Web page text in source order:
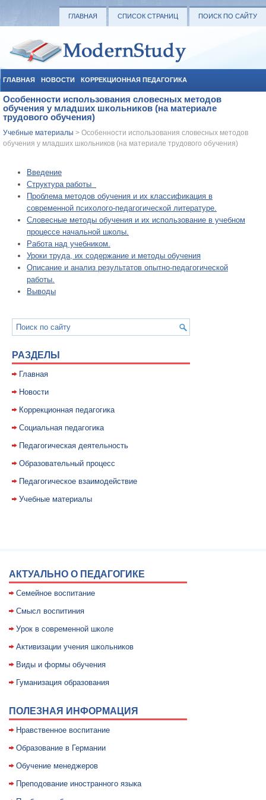
ГЛАВНАЯ СПИСОК СТРАНИЦ ПОИСК ПО САЙТУ
ГЛАВНАЯ НОВОСТИ КОРРЕКЦИОННАЯ ПЕДАГОГИКА
СОЦИАЛЬНАЯ ПЕДАГОГИКА УЧЕБНЫЕ МАТЕРИАЛЫ
Особенности использования словесных методов
обучения у младших школьников (на материале
трудового обучения)
Учебные материалы > Особенности использования словесных методов
обучения у младших школьников (на материале трудового обучения)
Введение
Структура работы
Проблема методов обучения и их классификация в
современной психолого-педагогической литературе.
Словесные методы обучения и их использование в учебном
процессе начальной школы.
Работа над учебником.
Уроки труда, их содержание и методы обучения
Описание и анализ результатов опытно-педагогической
работы.
Выводы
РАЗДЕЛЫ
Главная
Новости
Коррекционная педагогика
Социальная педагогика
Педагогическая деятельность
Образовательный процесс
Педагогическое взаимодействие
Учебные материалы
АКТУАЛЬНО О ПЕДАГОГИКЕ
Семейное воспитание
Смысл воспитиния
Уpок в совpеменной школе
Активизации учения школьников
Виды и формы обучения
Гуманизация образования
ПОЛЕЗНАЯ ИНФОРМАЦИЯ
Нравственное воспитание
Образование в Германии
Обучение менеджеров
Преподование иностранного языка